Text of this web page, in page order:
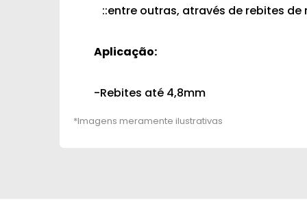
::entre outras, através de rebites de
Aplicação:
-Rebites até 4,8mm